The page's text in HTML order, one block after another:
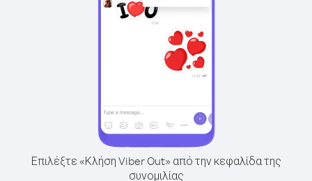
Επιλέξτε «Κλήση Viber Out» από την κεφαλίδα της
συνομιλίας